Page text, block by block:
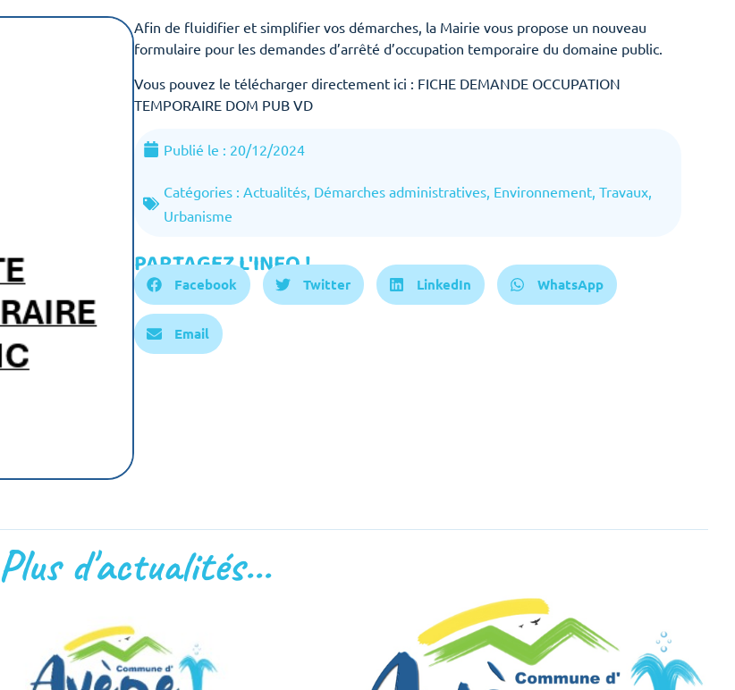
Afin de fluidifier et simplifier vos démarches, la Mairie vous propose un nouveau
formulaire pour les demandes d’arrêté d’occupation temporaire du domaine public.
Vous pouvez le télécharger directement ici : FICHE DEMANDE OCCUPATION
TEMPORAIRE DOM PUB VD
Publié le : 20/12/2024
Catégories : Actualités Démarches administratives Environnement Travaux
Urbanisme
PARTAGEZ L'INFO !
Facebook Twitter LinkedIn WhatsApp
Email
Plus d'actualités...